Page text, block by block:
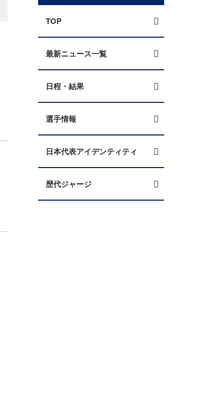
TOP
最新ニュース一覧
日程・結果
選手情報
日本代表アイデンティティ
歴代ジャージ